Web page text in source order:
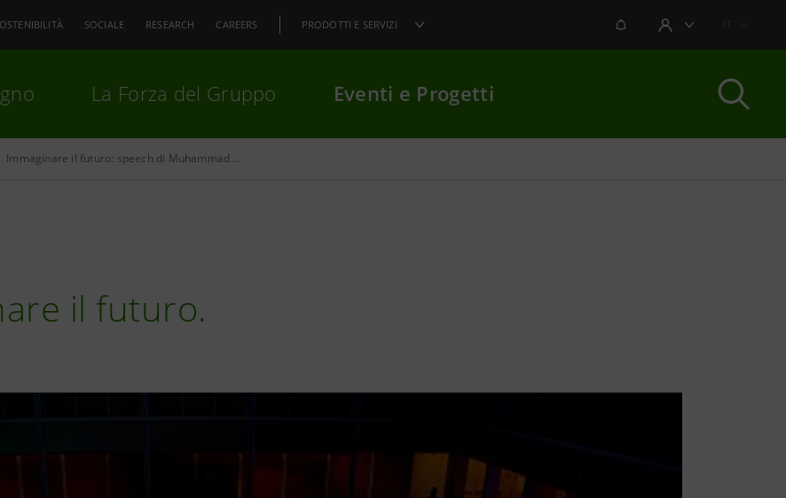
SOCIALE RESEARCH CAREERS PRODOTTI E SERVIZI NOTIFICHEAREA UTENTE
La Forza del Gruppo Eventi e Progetti
Immaginare il futuro: speech di Muhammad Yunus
il futuro.